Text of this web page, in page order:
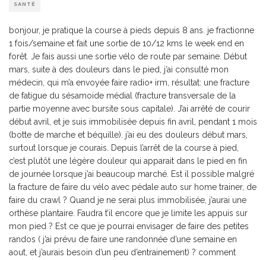
SANTÉ
bonjour, je pratique la course à pieds depuis 8 ans. je fractionne
1 fois/semaine et fait une sortie de 10/12 kms le week end en
forêt. Je fais aussi une sortie vélo de route par semaine. Début
mars, suite à des douleurs dans le pied, j’ai consulté mon
médecin, qui m’a envoyée faire radio+ irm, résultat: une fracture
de fatigue du sésamoide médial (fracture transversale de la
partie moyenne avec bursite sous capitale). J’ai arrêté de courir
début avril, et je suis immobilisée depuis fin avril, pendant 1 mois
(botte de marche et béquille). j’ai eu des douleurs début mars,
surtout lorsque je courais. Depuis l’arrêt de la course à pied,
c’est plutôt une légère douleur qui apparait dans le pied en fin
de journée lorsque j’ai beaucoup marché. Est il possible malgré
la fracture de faire du vélo avec pédale auto sur home trainer, de
faire du crawl ? Quand je ne serai plus immobilisée, j’aurai une
orthèse plantaire. Faudra t’il encore que je limite les appuis sur
mon pied ? Est ce que je pourrai envisager de faire des petites
randos ( j’ai prévu de faire une randonnée d’une semaine en
aout, et j’aurais besoin d’un peu d’entrainement) ? comment